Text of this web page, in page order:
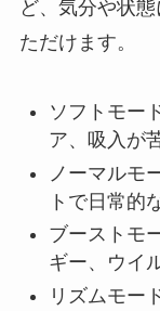
ど、気分や状
ただけます。
ソフトモー
ア、吸入が
ノーマルモ
トで日常的
ブーストモ
ギー、ウイ
リズムモー